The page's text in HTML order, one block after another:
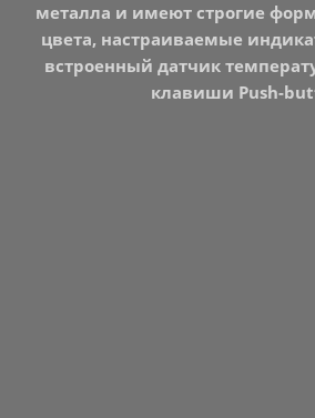
металла и имеют строгие
цвета, настраиваемые
встроенный датчик
клавиши Push-